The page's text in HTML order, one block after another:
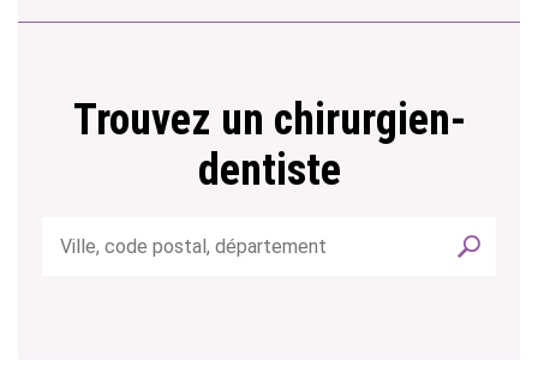
Trouvez un chirurgien-
dentiste